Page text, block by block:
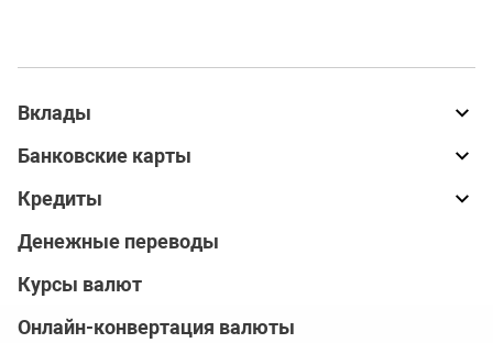
Вклады
Банковские карты
Кредиты
Денежные переводы
Курсы валют
Онлайн-конвертация валюты